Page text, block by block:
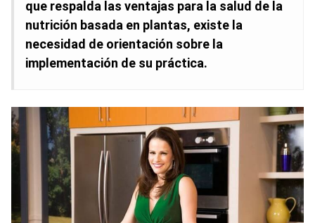
que respalda las ventajas para la salud de la
nutrición basada en plantas, existe la
necesidad de orientación sobre la
implementación de su práctica.